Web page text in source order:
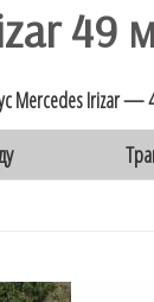
49
Mercedes Irizar —